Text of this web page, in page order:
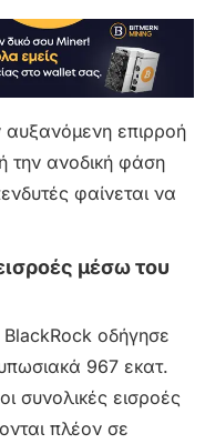
αυξανόμενη επιρροή
την ανοδική φάση
φαίνεται να
μέσω του
οδήγησε
967 εκατ.
συνολικές εισροές
πλέον σε